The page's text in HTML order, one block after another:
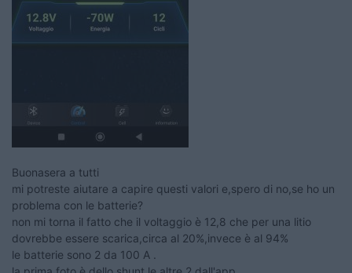
Buonasera a tutti
mi potreste aiutare a capire questi valori e,spero di no,se ho un
problema con le batterie?
non mi torna il fatto che il voltaggio è 12,8 che per una litio
dovrebbe essere scarica,circa al 20%,invece è al 94%
le batterie sono 2 da 100 A .